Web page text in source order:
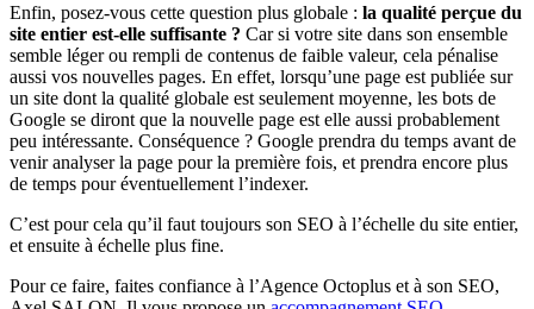
Enfin, posez-vous cette question plus globale : la qualité perçue du
site entier est-elle suffisante ? Car si votre site dans son ensemble
semble léger ou rempli de contenus de faible valeur, cela pénalise
aussi vos nouvelles pages. En effet, lorsqu’une page est publiée sur
un site dont la qualité globale est seulement moyenne, les bots de
Google se diront que la nouvelle page est elle aussi probablement
peu intéressante. Conséquence ? Google prendra du temps avant de
venir analyser la page pour la première fois, et prendra encore plus
de temps pour éventuellement l’indexer.
C’est pour cela qu’il faut toujours son SEO à l’échelle du site entier,
et ensuite à échelle plus fine.
Pour ce faire, faites confiance à l’Agence Octoplus et à son SEO,